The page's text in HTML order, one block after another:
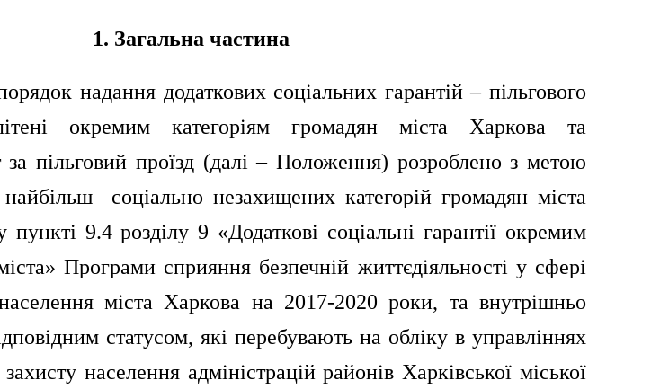
1. Загальна частина
надання додаткових соціальних гарантій – пільгового
окремим категоріям громадян міста Харкова та
за пільговий проїзд (далі – Положення) розробленоз метою
соціально незахищених категорій громадян міста
пункті 9.4 розділу 9 «Додаткові соціальні гарантії окремим
Програми сприяння безпечній життєдіяльності у сфері
міста Харкова на 2017-2020 роки, та внутрішньо
статусом, які перебувають на обліку в управліннях
населення адміністрацій районів Харківської міської